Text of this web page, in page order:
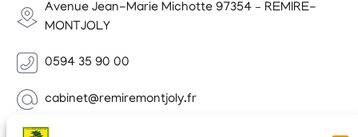
Avenue Jean-Marie Michotte 97354 – REMIRE-
MONTJOLY
0594 35 90 00
cabinet@remiremontjoly.fr
Newsletter